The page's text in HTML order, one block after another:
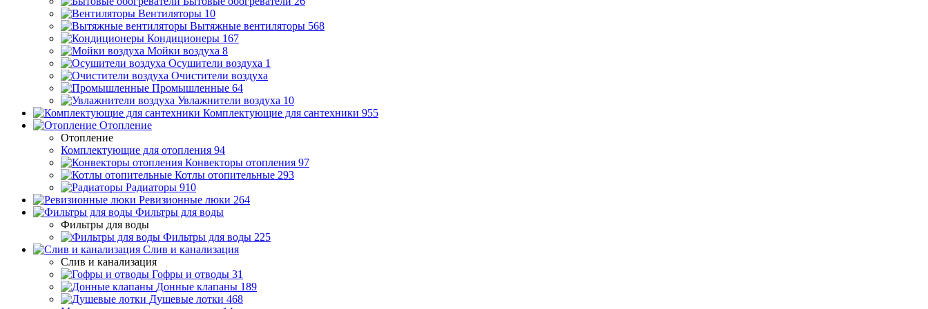
Вентиляторы 10
Вытяжные вентиляторы 568
Кондиционеры 167
Мойки воздуха 8
Осушители воздуха 1
Очистители воздуха
Промышленные 64
Увлажнители воздуха 10
Комплектующие для сантехники 955
Отопление
Отопление
Комплектующие для отопления 94
Конвекторы отопления 97
Котлы отопительные 293
Радиаторы 910
Ревизионные люки 264
Фильтры для воды
Фильтры для воды
Фильтры для воды 225
Слив и канализация
Слив и канализация
Гофры и отводы 31
Донные клапаны 189
Душевые лотки 468